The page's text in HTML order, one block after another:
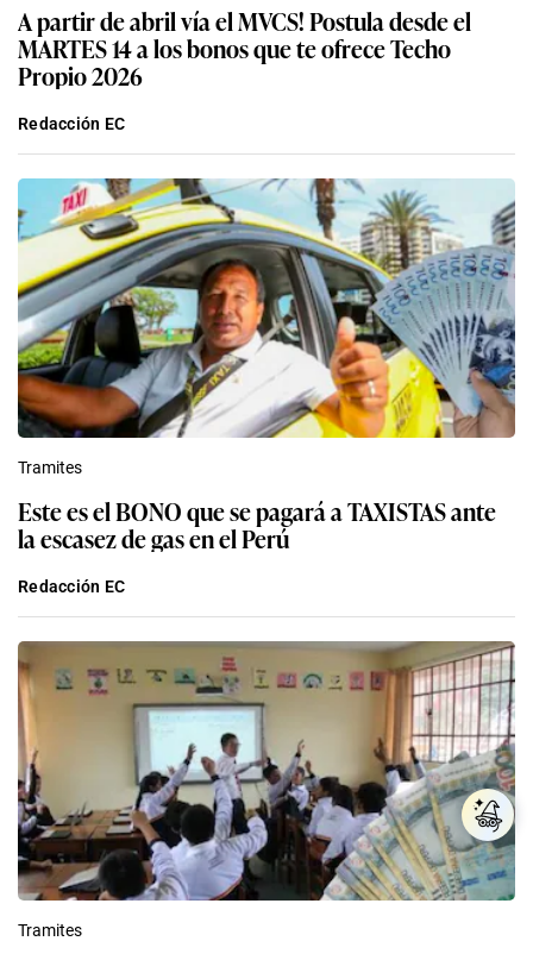
A partir de abril vía el MVCS! Postula desde el
MARTES 14 a los bonos que te ofrece Techo
Propio 2026
Redacción EC
Tramites
Este es el BONO que se pagará a TAXISTAS ante
la escasez de gas en el Perú
Redacción EC
Tramites